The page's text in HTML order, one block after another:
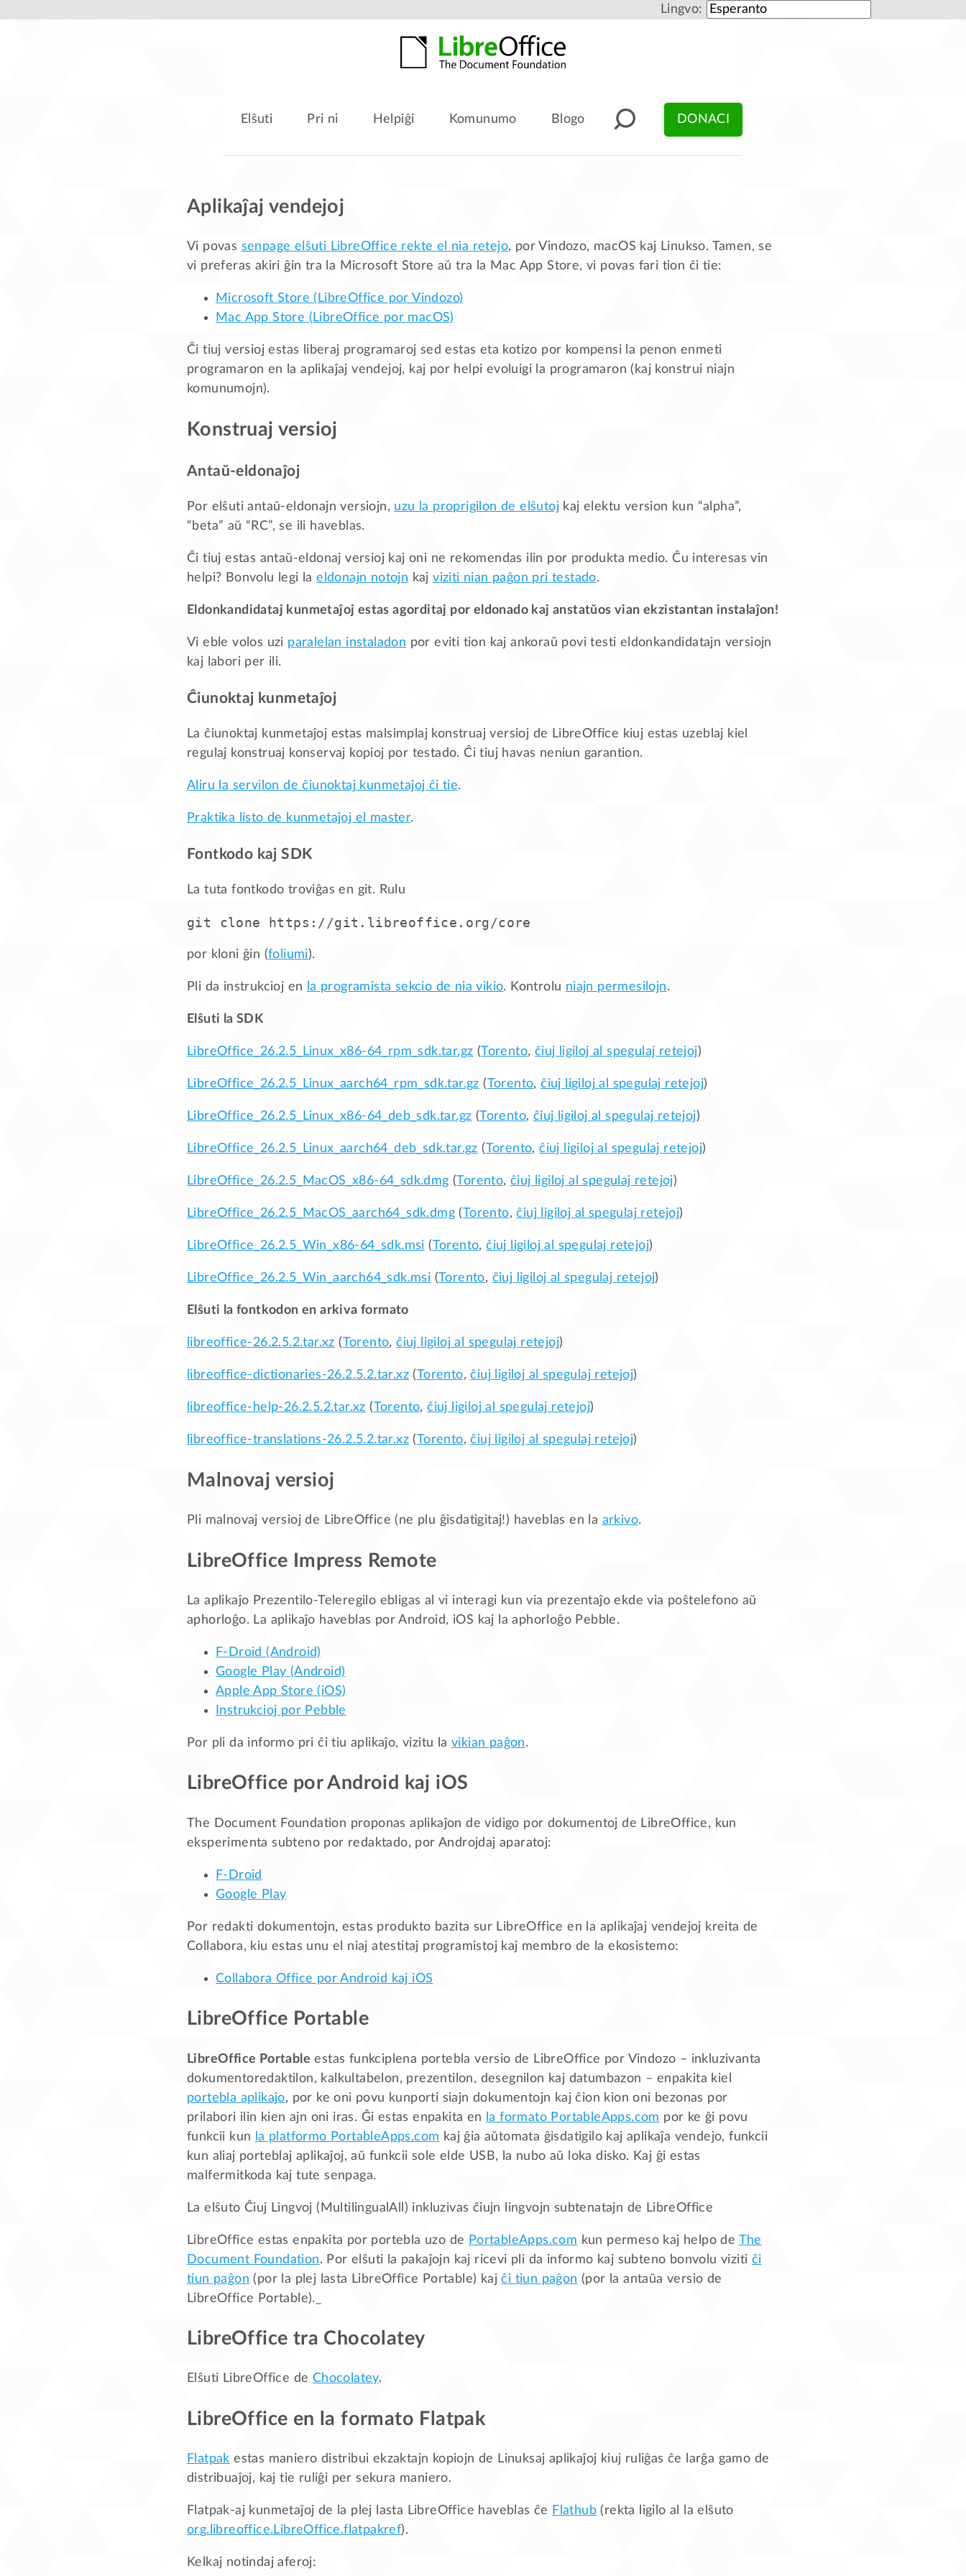
Lingvo:
Elŝuti Pri ni Helpiĝi Komunumo Blogo DONACI
Aplikaĵaj vendejoj
Vi povas senpage elŝuti LibreOffice rekte el nia retejo, por Vindozo, macOS kaj Linukso. Tamen, se
vi preferas akiri ĝin tra la Microsoft Store aŭ tra la Mac App Store, vi povas fari tion ĉi tie:
Microsoft Store (LibreOffice por Vindozo)
Mac App Store (LibreOffice por macOS)
Ĉi tiuj versioj estas liberaj programaroj sed estas eta kotizo por kompensi la penon enmeti
programaron en la aplikaĵaj vendejoj, kaj por helpi evoluigi la programaron (kaj konstrui niajn
komunumojn).
Konstruaj versioj
Antaŭ-eldonaĵoj
Por elŝuti antaŭ-eldonajn versiojn, uzu la proprigilon de elŝutoj kaj elektu version kun “alpha”,
“beta” aŭ “RC”, se ili haveblas.
Ĉi tiuj estas antaŭ-eldonaj versioj kaj oni ne rekomendas ilin por produkta medio. Ĉu interesas vin
helpi? Bonvolu legi laeldonajn notojn kajviziti nian paĝon pri testado.
Eldonkandidataj kunmetaĵoj estas agorditaj por eldonado kaj anstatŭos vian ekzistantan instalaĵon!
Vi eble volos uzi paralelan instaladon por eviti tion kaj ankoraŭ povi testi eldonkandidatajn versiojn
kaj labori per ili.
Ĉiunoktaj kunmetaĵoj
La ĉiunoktaj kunmetaĵoj estas malsimplaj konstruaj versioj de LibreOffice kiuj estas uzeblaj kiel
regulaj konstruaj konservaj kopioj por testado. Ĉi tiuj havas neniun garantion.
Aliru la servilon de ĉiunoktaj kunmetaĵoj ĉi tie.
Praktika listo de kunmetaĵoj el master.
Fontkodo kaj SDK
La tuta fontkodo troviĝas en git. Rulu
por kloni ĝin (foliumi).
Pli da instrukcioj en la programista sekcio de nia vikio. Kontrolu niajn permesilojn.
Elŝuti la SDK
LibreOffice_26.2.5_Linux_x86-64_rpm_sdk.tar.gz ( Torento, ĉiuj ligiloj al spegulaj retejoj)
LibreOffice_26.2.5_Linux_aarch64_rpm_sdk.tar.gz ( Torento,ĉiuj ligiloj al spegulaj retejoj)
LibreOffice_26.2.5_Linux_x86-64_deb_sdk.tar.gz ( Torento, ĉiuj ligiloj al spegulaj retejoj)
LibreOffice_26.2.5_Linux_aarch64_deb_sdk.tar.gz ( Torento,ĉiuj ligiloj al spegulaj retejoj)
LibreOffice_26.2.5_MacOS_x86-64_sdk.dmg ( Torento,ĉiuj ligiloj al spegulaj retejoj)
LibreOffice_26.2.5_MacOS_aarch64_sdk.dmg ( Torento,ĉiuj ligiloj al spegulaj retejoj)
LibreOffice_26.2.5_Win_x86-64_sdk.msi ( Torento,ĉiuj ligiloj al spegulaj retejoj)
LibreOffice_26.2.5_Win_aarch64_sdk.msi ( Torento, ĉiuj ligiloj al spegulaj retejoj)
Elŝuti la fontkodon en arkiva formato
libreoffice-26.2.5.2.tar.xz ( Torento,ĉiuj ligiloj al spegulaj retejoj)
libreoffice-dictionaries-26.2.5.2.tar.xz ( Torento,ĉiuj ligiloj al spegulaj retejoj)
libreoffice-help-26.2.5.2.tar.xz ( Torento,ĉiuj ligiloj al spegulaj retejoj)
libreoffice-translations-26.2.5.2.tar.xz ( Torento,ĉiuj ligiloj al spegulaj retejoj)
Malnovaj versioj
Pli malnovaj versioj de LibreOffice (ne plu ĝisdatigitaj!) haveblas en la arkivo.
LibreOffice Impress Remote
La aplikaĵo Prezentilo-Teleregilo ebligas al vi interagi kun via prezentaĵo ekde via poŝtelefono aŭ
aphorloĝo. La aplikaĵo haveblas por Android, iOS kaj la aphorloĝo Pebble.
F-Droid (Android)
Google Play (Android)
Apple App Store (iOS)
Instrukcioj por Pebble
Por pli da informo pri ĉi tiu aplikaĵo, vizitu la vikian paĝon.
LibreOffice por Android kaj iOS
The Document Foundation proponas aplikaĵon de vidigo por dokumentoj de LibreOffice, kun
eksperimenta subteno por redaktado, por Androjdaj aparatoj:
F-Droid
Google Play
Por redakti dokumentojn, estas produkto bazita sur LibreOffice en la aplikaĵaj vendejoj kreita de
Collabora, kiu estas unu el niaj atestitaj programistoj kaj membro de la ekosistemo:
Collabora Office por Android kaj iOS
LibreOffice Portable
LibreOffice Portable estas funkciplena portebla versio de LibreOffice por Vindozo – inkluzivanta
dokumentoredaktilon, kalkultabelon, prezentilon, desegnilon kaj datumbazon – enpakita kiel
portebla aplikaĵo, por ke oni povu kunporti siajn dokumentojn kaj ĉion kion oni bezonas por
prilabori ilin kien ajn oni iras. Ĝi estas enpakita en
la formato PortableApps.com por ke ĝi povu
funkcii kun
la platformo PortableApps.com kaj ĝia aŭtomata ĝisdatigilo kaj aplikaĵa vendejo, funkcii
kun aliaj porteblaj aplikaĵoj, aŭ funkcii sole elde USB, la nubo aŭ loka disko. Kaj ĝi estas
malfermitkoda kaj tute senpaga.
La elŝuto Ĉiuj Lingvoj (MultilingualAll) inkluzivas ĉiujn lingvojn subtenatajn de LibreOffice
LibreOffice estas enpakita por portebla uzo de PortableApps.com kun permeso kaj helpo de The
Document Foundation. Por elŝuti la pakaĵojn kaj ricevi pli da informo kaj subteno bonvolu viziti ĉi
tiun paĝon (por la plej lasta LibreOffice Portable) kajĉi tiun paĝon (por la antaŭa versio de
LibreOffice Portable)._
LibreOffice tra Chocolatey
Elŝuti LibreOffice de Chocolatey.
LibreOffice en la formato Flatpak
Flatpak estas maniero distribui ekzaktajn kopiojn de Linuksaj aplikaĵoj kiuj ruliĝas ĉe larĝa gamo de
distribuaĵoj, kaj tie ruliĝi per sekura maniero.
Flatpak-aj kunmetaĵoj de la plej lasta LibreOffice haveblas ĉe Flathub (rekta ligilo al la elŝuto
org.libreoffice.LibreOffice.flatpakref).
Kelkaj notindaj aferoj: